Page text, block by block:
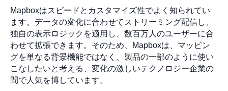
Mapboxはスピードとカスタマイズ性でよく知られてい
ます。データの変化に合わせてストリーミング配信し、
独自の表示ロジックを適用し、数百万人のユーザーに合
わせて拡張できます。そのため、Mapboxは、マッピン
グを単なる背景機能ではなく、製品の一部のように使い
こなしたいと考える、変化の激しいテクノロジー企業の
間で人気を博しています。